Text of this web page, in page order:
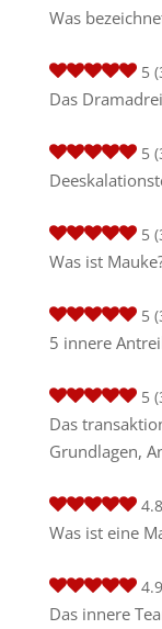
Was
5
Das
5
5
Was ist
5
5 innere
5
Das
Grundlagen,
4.8
Was ist eine
4.9
Das innere